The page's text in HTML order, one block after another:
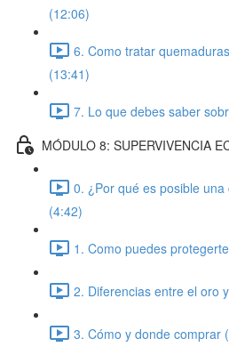
(12:06)
6. Como tratar
(13:41)
7. Lo que debes saber
MÓDULO 8: SUPERVIVENCIA
0. ¿Por qué es posible
(4:42)
1. Como puedes
2. Diferencias entre el oro
3. Cómo y donde comprar